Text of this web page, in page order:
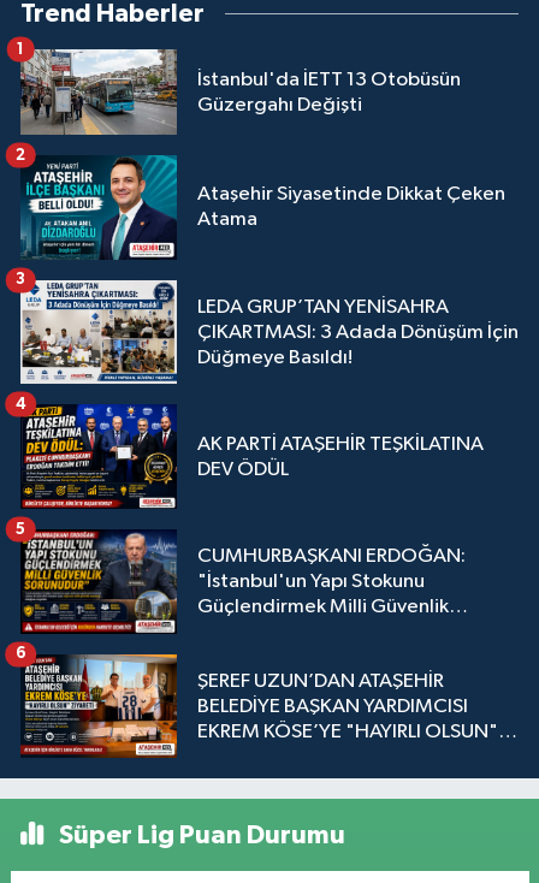
Trend Haberler
İstanbul'da İETT 13 Otobüsün
Güzergahı Değişti
1
Ataşehir Siyasetinde Dikkat Çeken
Atama
2
LEDA GRUP’TAN YENİSAHRA
ÇIKARTMASI: 3 Adada Dönüşüm İçin
Düğmeye Basıldı!
3
AK PARTİ ATAŞEHİR TEŞKİLATINA
DEV ÖDÜL
4
CUMHURBAŞKANI ERDOĞAN:
"İstanbul'un Yapı Stokunu
Güçlendirmek Milli Güvenlik
5
ŞEREF UZUN’DAN ATAŞEHİR
BELEDİYE BAŞKAN YARDIMCISI
EKREM KÖSE’YE "HAYIRLI OLSUN"
6
Süper Lig Puan Durumu